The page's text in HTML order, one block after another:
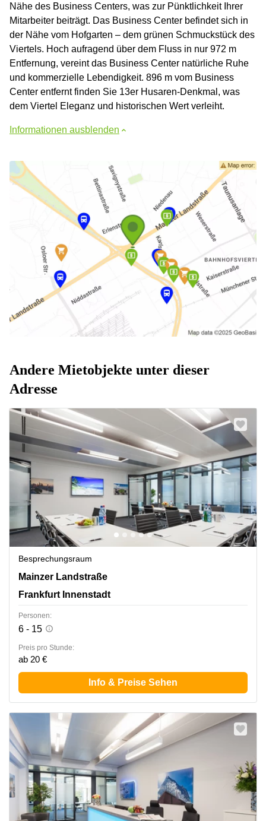
Nähe des Business Centers, was zur Pünktlichkeit Ihrer
Mitarbeiter beiträgt. Das Business Center befindet sich in
der Nähe vom Hofgarten – dem grünen Schmuckstück des
Viertels. Hoch aufragend über dem Fluss in nur 972 m
Entfernung, vereint das Business Center natürliche Ruhe
und kommerzielle Lebendigkeit. 896 m vom Business
Center entfernt finden Sie 13er Husaren-Denkmal, was
dem Viertel Eleganz und historischen Wert verleiht.
Informationen ausblenden
Andere Mietobjekte unter dieser
Adresse
Besprechungsraum
Mainzer Landstraße 69, Frankfurt Innenstadt
Mainzer Landstraße
Frankfurt Innenstadt
Personen:
6 - 15
Preis pro Stunde:
ab 20 €
Info & Preise Sehen